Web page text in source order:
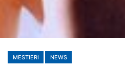
MESTIERI NEWS